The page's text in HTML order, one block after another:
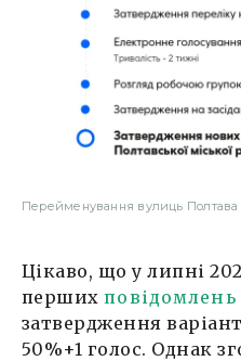
Перейменування вулиць Полтава
Цікаво, що у липні
першихповідомлень
затвердження
50%+1 голос. Однак